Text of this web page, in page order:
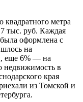
квадратного метра
тыс. руб. Каждая
оформлена с
на
еще 6% — на
недвижимость в
края
из Томской и